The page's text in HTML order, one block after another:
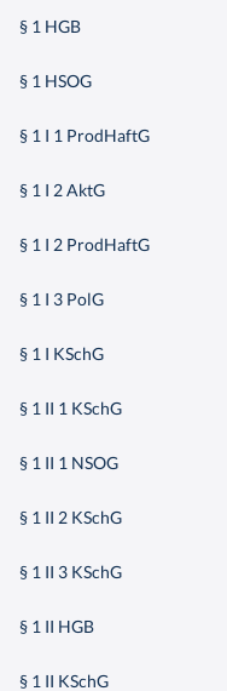
§ 1 HGB
§ 1 HSOG
§ 1 I 1 ProdHaftG
§ 1 I 2 AktG
§ 1 I 2 ProdHaftG
§ 1 I 3 PolG
§ 1 I KSchG
§ 1 II 1 KSchG
§ 1 II 1 NSOG
§ 1 II 2 KSchG
§ 1 II 3 KSchG
§ 1 II HGB
§ 1 II KSchG